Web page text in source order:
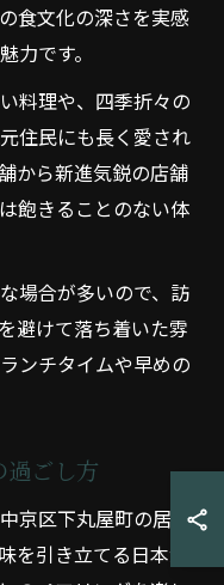
食文化の深さを実感
力です。
料理や、四季折々の
住民にも長く愛され
から新進気鋭の店舗
飽きることのない体
場合が多いので、訪
避けて落ち着いた雰
ンチタイムや早めの
ごし方
京区下丸屋町の居酒
を引き立てる日本酒